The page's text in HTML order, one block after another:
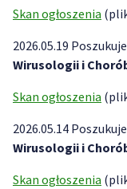
Skan ogłoszenia
2026.05.19
Wirusologii i
Skan ogłoszenia
2026.05.14
Wirusologii i
Skan ogłoszenia